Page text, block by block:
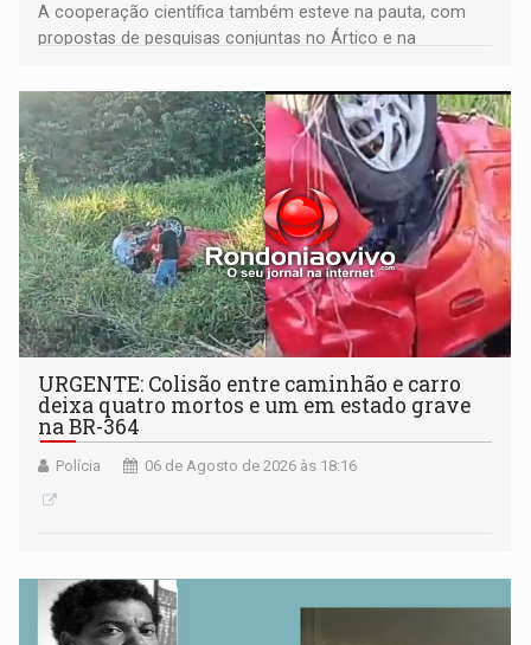
A cooperação científica também esteve na pauta, com
propostas de pesquisas conjuntas no Ártico e na
URGENTE: Colisão entre caminhão e carro
deixa quatro mortos e um em estado grave
na BR-364
Polícia 06 de Agosto de 2026 às 18:16